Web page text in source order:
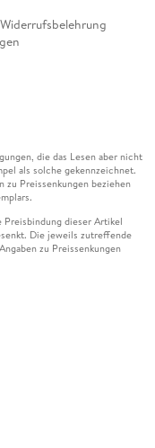
Widerrufsbelehrung
die das Lesen aber nicht
als solche gekennzeichnet.
zu Preissenkungen beziehen
dieser Artikel
Die jeweils zutreffende
zu Preissenkungen